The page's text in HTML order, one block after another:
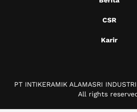
CSR
Karir
PT INTIKERAMIK ALAMASRI
All rights